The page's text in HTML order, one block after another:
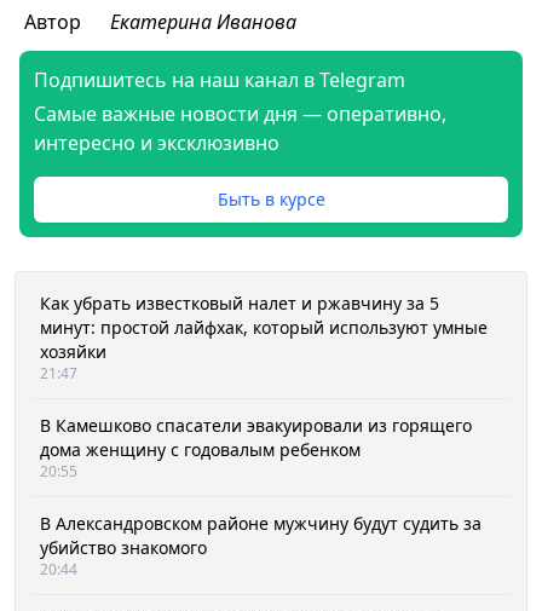
Автор Екатерина Иванова
Подпишитесь на наш канал в Telegram
Самые важные новости дня — оперативно,
интересно и эксклюзивно
Быть в курсе
Как убрать известковый налет и ржавчину за 5
минут: простой лайфхак, который используют умные
хозяйки
21:47
В Камешково спасатели эвакуировали из горящего
дома женщину с годовалым ребенком
20:55
В Александровском районе мужчину будут судить за
убийство знакомого
20:44